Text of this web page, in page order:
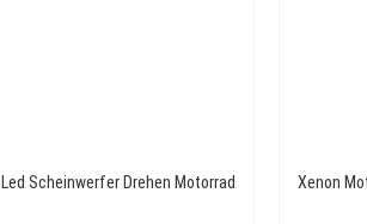
Scheinwerfer Drehen Motorrad Xenon